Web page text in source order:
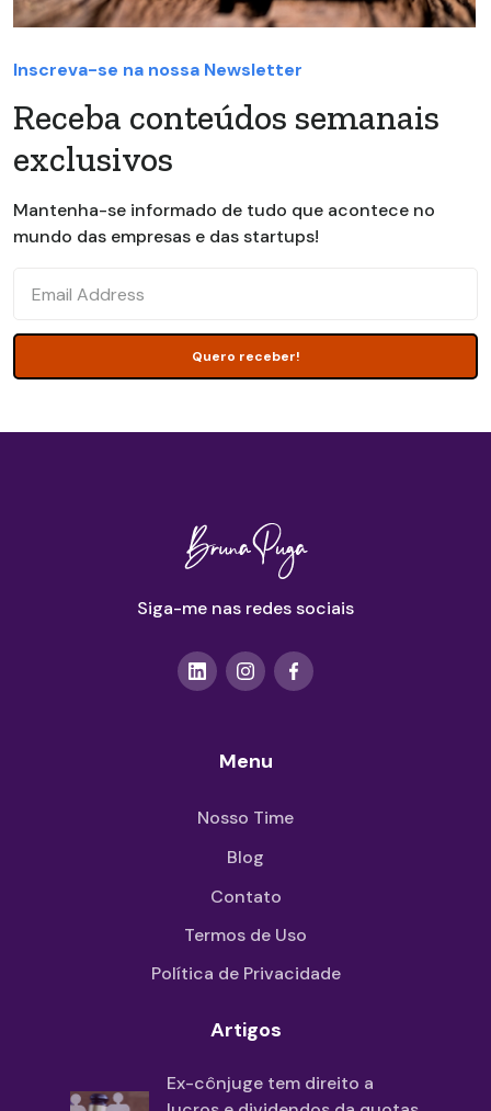
Inscreva-se na nossa Newsletter
Receba conteúdos semanais
exclusivos
Mantenha-se informado de tudo que acontece no
mundo das empresas e das startups!
Siga-me nas redes sociais
Menu
Nosso Time
Blog
Contato
Termos de Uso
Política de Privacidade
Artigos
Ex-cônjuge tem direito a